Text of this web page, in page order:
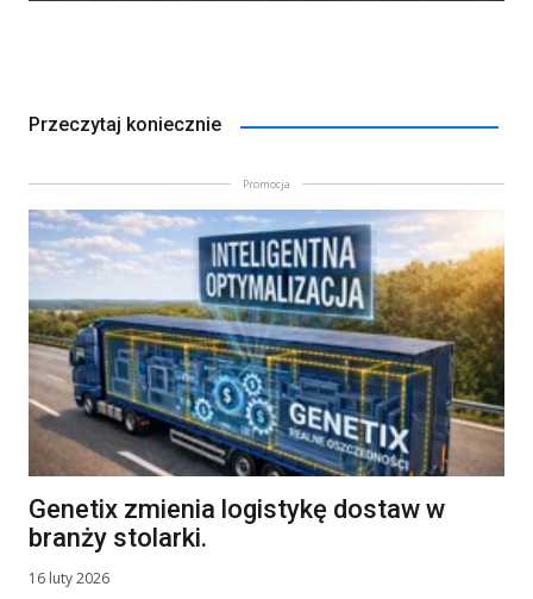
Przeczytaj koniecznie
Promocja
Genetix zmienia logistykę dostaw w
branży stolarki.
16 luty 2026